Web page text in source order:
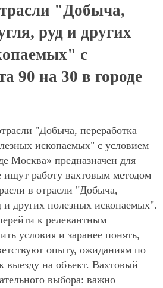
"Добыча,
руд и других
с
90 на 30 в городе
"Добыча, переработка
ископаемых" с условием
Москва» предназначен для
ищут работу вахтовым методом
в отрасли "Добыча,
и других полезных ископаемых".
к релевантным
условия и заранее понять,
опыту, ожиданиям по
выезду на объект. Вахтовый
выбора: важно